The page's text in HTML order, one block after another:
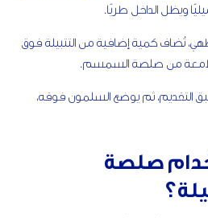
ويظل الداخل طريًا.
تُضاف كمية إضافية من التتبيلة فوق
من صلصة السمسم.
التقديم، ثم يوضع السلمون فوقه،
صلصة